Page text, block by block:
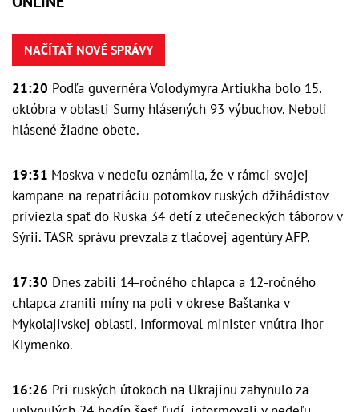
NAČÍTAŤ NOVÉ SPRÁVY
21:20 Podľa guvernéra Volodymyra Artiukha bolo 15.
októbra v oblasti Sumy hlásených 93 výbuchov. Neboli
hlásené žiadne obete.
19:31 Moskva v nedeľu oznámila, že v rámci svojej
kampane na repatriáciu potomkov ruských džihádistov
priviezla späť do Ruska 34 detí z utečeneckých táborov v
Sýrii. TASR správu prevzala z tlačovej agentúry AFP.
17:30 Dnes zabili 14-ročného chlapca a 12-ročného
chlapca zranili míny na poli v okrese Baštanka v
Mykolajivskej oblasti, informoval minister vnútra Ihor
Klymenko.
16:26 Pri ruských útokoch na Ukrajinu zahynulo za